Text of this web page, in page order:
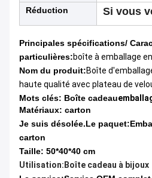
Réduction
Si vous
Principales spécifications/
particulières:boîte à emballage
Nom du produit:Boîte
haute qualité avec plateau de
Mots clés: Boîte cadeau
Matériaux: carton
Je suis désolée.Le paquet:
carton
Taille: 50*40*40 cm
Utilisation: Boîte cadeau à bijoux